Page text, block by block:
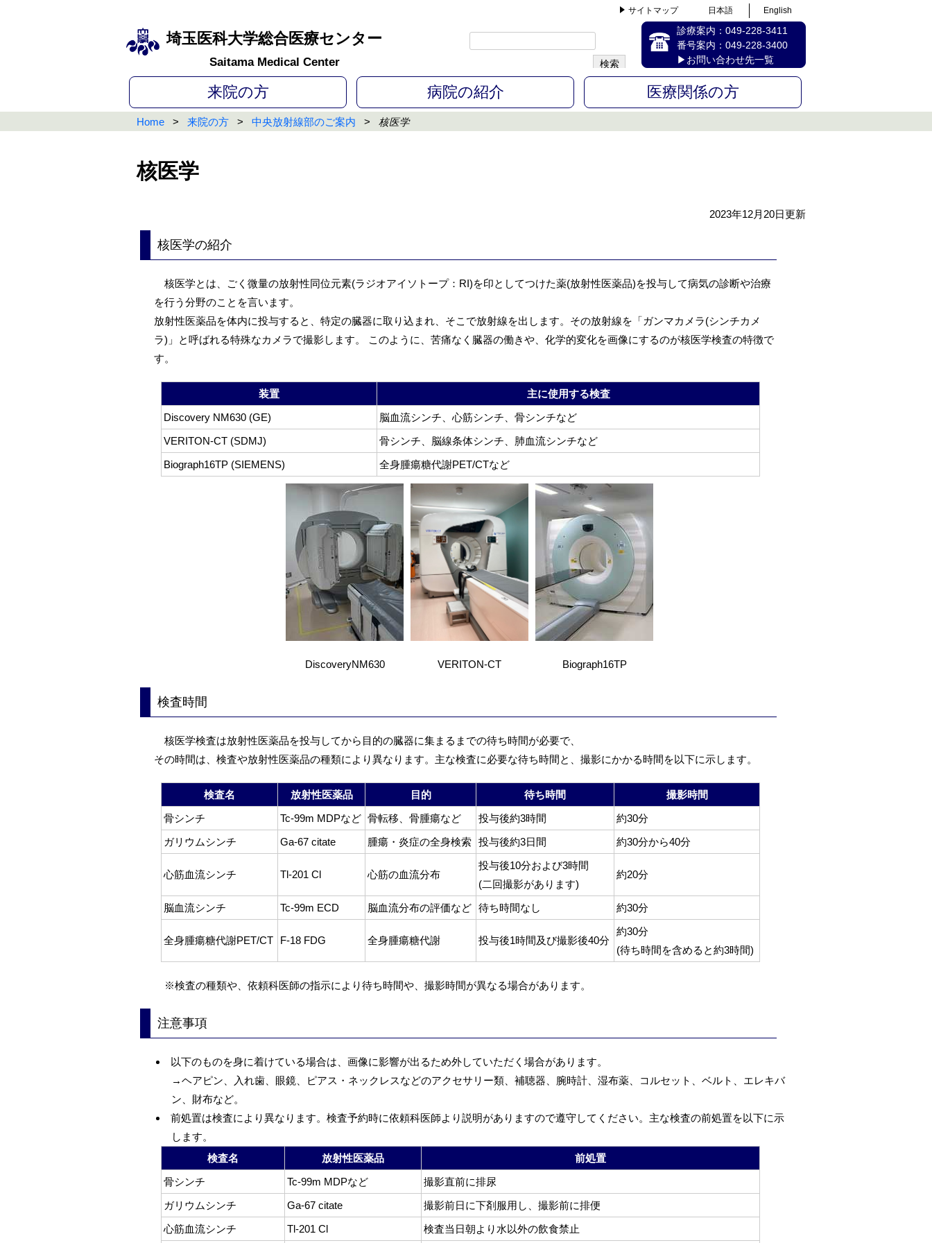
サイトマップ 日本語 English
埼玉医科大学総合医療センター
Saitama Medical Center
診療案内： 049-228-3411
番号案内： 049-228-3400
▶お問い合わせ先一覧
来院の方 病院の紹介 医療関係の方
Home 来院の方 中央放射線部のご案内 核医学
核医学
2023年12月20日更新
核医学の紹介
核医学とは、ごく微量の放射性同位元素(ラジオアイソトープ：RI)を印としてつけた薬(放射性医薬品)を投与して病気の診断や治療
を行う分野のことを言います。
放射性医薬品を体内に投与すると、特定の臓器に取り込まれ、そこで放射線を出します。その放射線を「ガンマカメラ(シンチカメ
ラ)」と呼ばれる特殊なカメラで撮影します。 このように、苦痛なく臓器の働きや、化学的変化を画像にするのが核医学検査の特徴で
す。
装置
主に使用する検査
Discovery NM630 (GE)
脳血流シンチ、心筋シンチ、骨シンチなど
VERITON-CT (SDMJ)
骨シンチ、脳線条体シンチ、肺血流シンチなど
Biograph16TP (SIEMENS)
全身腫瘍糖代謝PET/CTなど
DiscoveryNM630 VERITON-CT Biograph16TP
検査時間
核医学検査は放射性医薬品を投与してから目的の臓器に集まるまでの待ち時間が必要で、
その時間は、検査や放射性医薬品の種類により異なります。主な検査に必要な待ち時間と、撮影にかかる時間を以下に示します。
検査名 放射性医薬品 目的 待ち時間
撮影時間
骨シンチ
Tc-99m MDPなど 骨転移、骨腫瘍など 投与後約3時間
約30分
ガリウムシンチ
Ga-67 citate 腫瘍・炎症の全身検索 投与後約3日間 約30分から40分
心筋血流シンチ Tl-201 Cl 心筋の血流分布
投与後10分および3時間
(二回撮影があります)
約20分
脳血流シンチ Tc-99m ECD 脳血流分布の評価など 待ち時間なし 約30分
全身腫瘍糖代謝PET/CT F-18 FDG 全身腫瘍糖代謝 投与後1時間及び撮影後40分
約30分
(待ち時間を含めると約3時間)
※検査の種類や、依頼科医師の指示により待ち時間や、撮影時間が異なる場合があります。
注意事項
以下のものを身に着けている場合は、画像に影響が出るため外していただく場合があります。
→ヘアピン、入れ歯、眼鏡、ピアス・ネックレスなどのアクセサリー類、補聴器、腕時計、湿布薬、コルセット、ベルト、エレキバ
ン、財布など。
前処置は検査により異なります。検査予約時に依頼科医師より説明がありますので遵守してください。主な検査の前処置を以下に示
します。
検査名
放射性医薬品
前処置
骨シンチ
Tc-99m MDPなど
撮影直前に排尿
ガリウムシンチ
Ga-67 citate
撮影前日に下剤服用し、撮影前に排便
心筋血流シンチ
Tl-201 Cl 検査当日朝より水以外の飲食禁止